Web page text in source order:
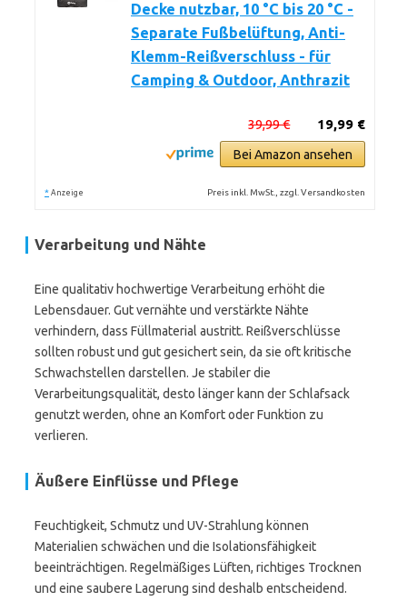
Decke nutzbar, 10 °C bis 20 °C -
Separate Fußbelüftung, Anti-
Klemm-Reißverschluss - für
Camping & Outdoor, Anthrazit
19,99 €
39,99 €
Bei Amazon ansehen
* Anzeige Preis inkl. MwSt., zzgl. Versandkosten
Verarbeitung und Nähte
Eine qualitativ hochwertige Verarbeitung erhöht die
Lebensdauer. Gut vernähte und verstärkte Nähte
verhindern, dass Füllmaterial austritt. Reißverschlüsse
sollten robust und gut gesichert sein, da sie oft kritische
Schwachstellen darstellen. Je stabiler die
Verarbeitungsqualität, desto länger kann der Schlafsack
genutzt werden, ohne an Komfort oder Funktion zu
verlieren.
Äußere Einflüsse und Pflege
Feuchtigkeit, Schmutz und UV-Strahlung können
Materialien schwächen und die Isolationsfähigkeit
beeinträchtigen. Regelmäßiges Lüften, richtiges Trocknen
und eine saubere Lagerung sind deshalb entscheidend.